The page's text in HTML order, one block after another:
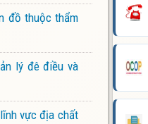
đồ thuộc thẩm
lý đê điều và
vực địa chất